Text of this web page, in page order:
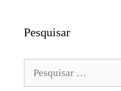
Pesquisar